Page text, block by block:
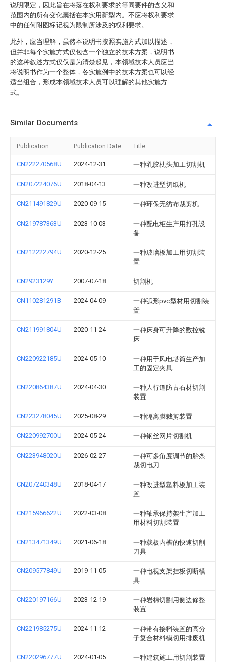
说明限定，因此旨在将落在权利要求的等同要件的含义和
范围内的所有变化囊括在本实用新型内。不应将权利要求
中的任何附图标记视为限制所涉及的权利要求。
此外，应当理解，虽然本说明书按照实施方式加以描述，
但并非每个实施方式仅包含一个独立的技术方案，说明书
的这种叙述方式仅仅是为清楚起见，本领域技术人员应当
将说明书作为一个整体，各实施例中的技术方案也可以经
适当组合，形成本领域技术人员可以理解的其他实施方
式。
Similar Documents
Publication Publication Date Title
CN222270568U 2024-12-31 一种乳胶枕头加工切割机
CN207224076U 2018-04-13 一种改进型切纸机
CN211491829U 2020-09-15 一种环保无纺布裁剪机
CN219787363U 2023-10-03
一种配电柜生产用打孔设
备
CN212222794U 2020-12-25
一种玻璃板加工用切割装
置
CN2923129Y 2007-07-18 切割机
CN110281291B 2024-04-09
一种弧形pvc型材用切割装
置
CN211991804U 2020-11-24
一种床身可升降的数控铣
床
CN220922185U 2024-05-10
一种用于风电塔筒生产加
工的固定夹具
CN220864387U 2024-04-30
一种人行道防古石材切割
装置
CN223278045U 2025-08-29 一种隔离膜裁剪装置
CN220992700U 2024-05-24 一种钢丝网片切割机
CN223948020U 2026-02-27
一种可多角度调节的胎条
裁切电刀
CN207240348U 2018-04-17
一种改进型塑料板加工装
置
CN215966622U 2022-03-08
一种轴承保持架生产加工
用材料切割装置
CN213471349U 2021-06-18
一种载板内槽的快速切削
刀具
CN209577849U 2019-11-05
一种电视支架挂板切断模
具
CN220197166U 2023-12-19
一种岩棉切割用侧边修整
装置
CN221985275U 2024-11-12
一种带有接料装置的高分
子复合材料模切用排废机
CN220296777U 2024-01-05 一种建筑施工用切割装置